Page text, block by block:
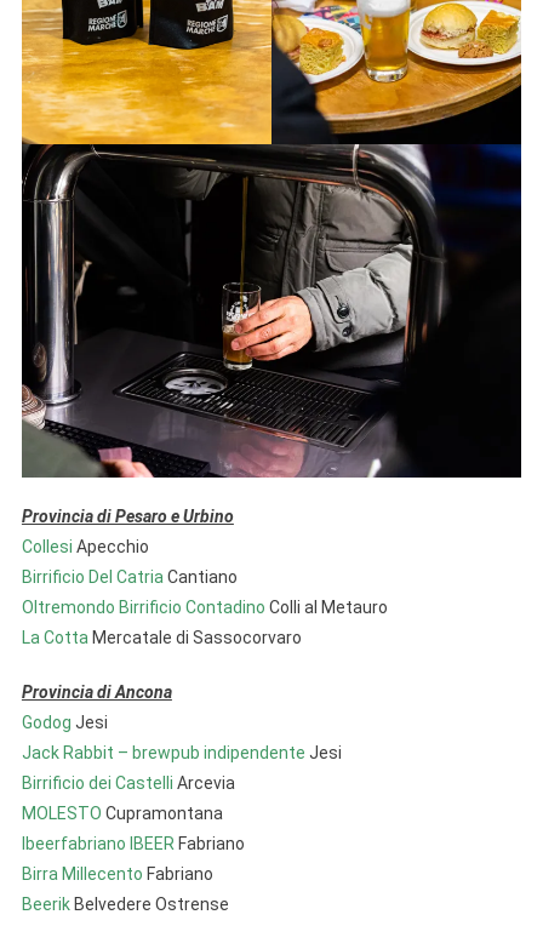
Provincia di Pesaro e Urbino
Collesi Apecchio
Birriﬁcio Del Catria Cantiano
Oltremondo Birriﬁcio Contadino Colli al Metauro
La Cotta Mercatale di Sassocorvaro
Provincia di Ancona
Godog Jesi
Jack Rabbit – brewpub indipendente Jesi
Birriﬁcio dei Castelli Arcevia
MOLESTO Cupramontana
Ibeerfabriano IBEER Fabriano
Birra Millecento Fabriano
BeerikBelvedere Ostrense